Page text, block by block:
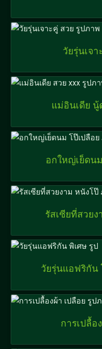
วัยรุ่นเจ
แม่อินเดีย นู้
อกใหญ่เย็ดน
รัสเซียที่สวย
วัยรุ่นแอฟริกัน
การเปลื้อ